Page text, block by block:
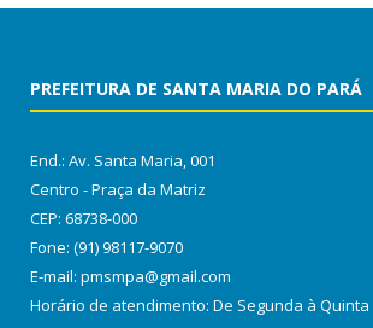
PREFEITURA DE SANTA MARIA DO PARÁ
End.: Av. Santa Maria, 001
Centro - Praça da Matriz
CEP: 68738-000
Fone: (91) 98117-9070
E-mail: pmsmpa@gmail.com
Horário de atendimento: De Segunda à Quinta